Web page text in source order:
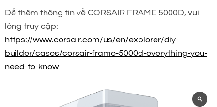
Để thêm thông tin về CORSAIR FRAME 5000D, vui
lòng truy cập:
https://www.corsair.com/us/en/explorer/diy-
builder/cases/corsair-frame-5000d-everything-you-
need-to-know